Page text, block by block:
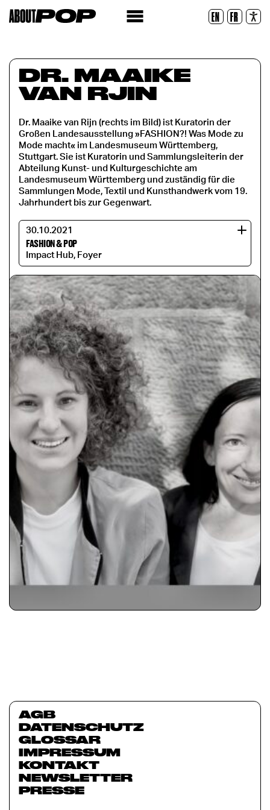
EN FR
Zurücksetzen
DR. MAAIKE
VAN RJIN
Dr. Maaike van Rijn (rechts im Bild) ist Kuratorin der
Großen Landesausstellung »FASHION?! Was Mode zu
Mode macht« im Landesmuseum Württemberg,
Stuttgart. Sie ist Kuratorin und Sammlungsleiterin der
Abteilung Kunst- und Kulturgeschichte am
Landesmuseum Württemberg und zuständig für die
Sammlungen Mode, Textil und Kunsthandwerk vom 19.
Jahrhundert bis zur Gegenwart.
30.10.2021
FASHION & POP
Impact Hub, Foyer
AGB
DATENSCHUTZ
GLOSSAR
IMPRESSUM
KONTAKT
NEWSLETTER
PRESSE